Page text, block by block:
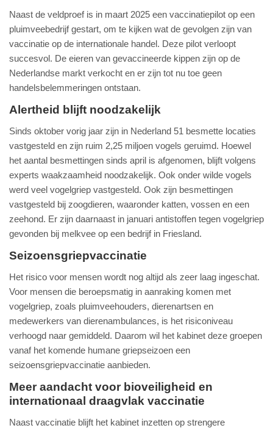
Naast de veldproef is in maart 2025 een vaccinatiepilot op een
pluimveebedrijf gestart, om te kijken wat de gevolgen zijn van
vaccinatie op de internationale handel. Deze pilot verloopt
succesvol. De eieren van gevaccineerde kippen zijn op de
Nederlandse markt verkocht en er zijn tot nu toe geen
handelsbelemmeringen ontstaan.
Alertheid blijft noodzakelijk
Sinds oktober vorig jaar zijn in Nederland 51 besmette locaties
vastgesteld en zijn ruim 2,25 miljoen vogels geruimd. Hoewel
het aantal besmettingen sinds april is afgenomen, blijft volgens
experts waakzaamheid noodzakelijk. Ook onder wilde vogels
werd veel vogelgriep vastgesteld. Ook zijn besmettingen
vastgesteld bij zoogdieren, waaronder katten, vossen en een
zeehond. Er zijn daarnaast in januari antistoffen tegen vogelgriep
gevonden bij melkvee op een bedrijf in Friesland.
Seizoensgriepvaccinatie
Het risico voor mensen wordt nog altijd als zeer laag ingeschat.
Voor mensen die beroepsmatig in aanraking komen met
vogelgriep, zoals pluimveehouders, dierenartsen en
medewerkers van dierenambulances, is het risiconiveau
verhoogd naar gemiddeld. Daarom wil het kabinet deze groepen
vanaf het komende humane griepseizoen een
seizoensgriepvaccinatie aanbieden.
Meer aandacht voor bioveiligheid en
internationaal draagvlak vaccinatie
Naast vaccinatie blijft het kabinet inzetten op strengere